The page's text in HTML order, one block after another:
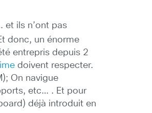
ils n’ont pas
donc, un énorme
entrepris depuis 2
doivent respecter.
On navigue
etc… . Et pour
déjà introduit en